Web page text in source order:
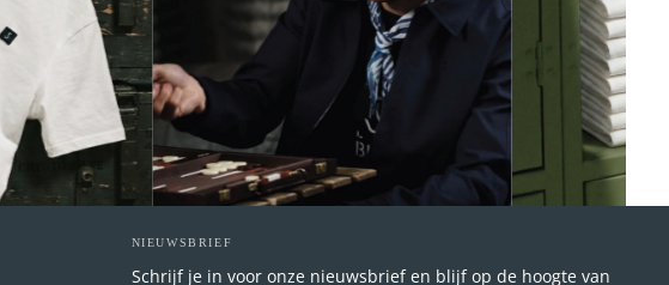
NIEUWSBRIEF
Schrijf je in voor onze nieuwsbrief en blijf op de hoogte van